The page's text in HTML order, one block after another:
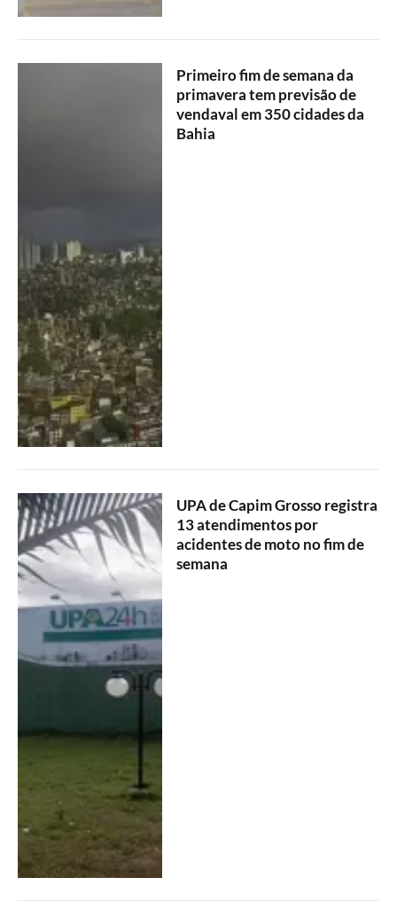
Primeiro fim de semana da
primavera tem previsão de
vendaval em 350 cidades da
Bahia
UPA de Capim Grosso registra
13 atendimentos por
acidentes de moto no fim de
semana